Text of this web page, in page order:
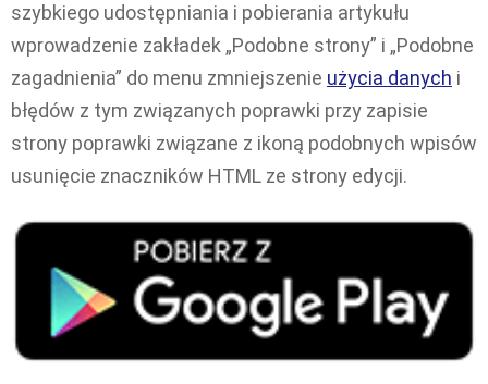
szybkiego udostępniania i pobierania artykułu
wprowadzenie zakładek „Podobne strony” i „Podobne
zagadnienia” do menu zmniejszenie użycia danych i
błędów z tym związanych poprawki przy zapisie
strony poprawki związane z ikoną podobnych wpisów
usunięcie znaczników HTML ze strony edycji.